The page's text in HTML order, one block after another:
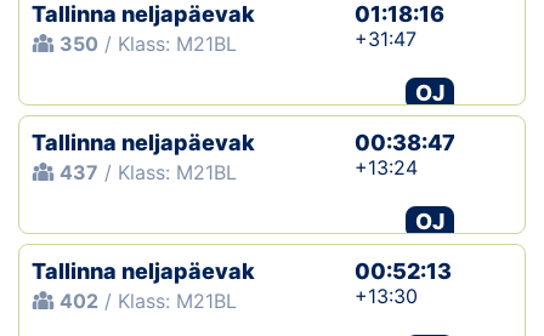
Tallinna neljapäevak
350 / Klass: M21BL
01:18:16
+31:47
OJ
Tallinna neljapäevak
437 / Klass: M21BL
00:38:47
+13:24
OJ
Tallinna neljapäevak
402 / Klass: M21BL
00:52:13
+13:30